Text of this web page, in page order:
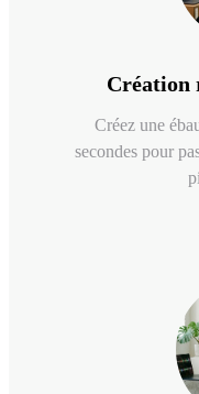
Création
Créez une
secondes pour